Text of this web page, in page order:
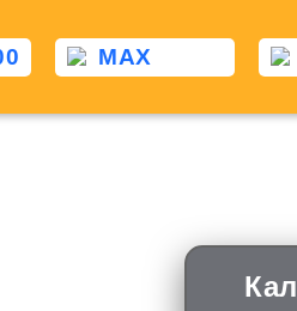
MAX